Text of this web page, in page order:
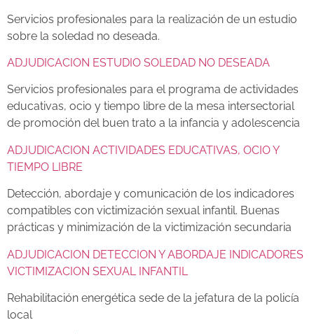
Servicios profesionales para la realización de un estudio
sobre la soledad no deseada.
ADJUDICACION ESTUDIO SOLEDAD NO DESEADA
Servicios profesionales para el programa de actividades
educativas, ocio y tiempo libre de la mesa intersectorial
de promoción del buen trato a la infancia y adolescencia
ADJUDICACION ACTIVIDADES EDUCATIVAS, OCIO Y
TIEMPO LIBRE
Detección, abordaje y comunicación de los indicadores
compatibles con victimización sexual infantil. Buenas
prácticas y minimización de la victimización secundaria
ADJUDICACION DETECCION Y ABORDAJE INDICADORES
VICTIMIZACION SEXUAL INFANTIL
Rehabilitación energética sede de la jefatura de la policía
local